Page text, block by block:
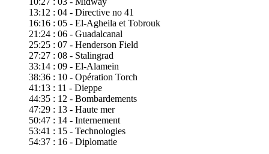
13:12 : 04 - Directive no 41
16:16 : 05 - El-Agheila et Tobrouk
21:24 : 06 - Guadalcanal
25:25 : 07 - Henderson Field
27:27 : 08 - Stalingrad
33:14 : 09 - El-Alamein
38:36 : 10 - Opération Torch
41:13 : 11 - Dieppe
44:35 : 12 - Bombardements
47:29 : 13 - Haute mer
50:47 : 14 - Internement
53:41 : 15 - Technologies
54:37 : 16 - Diplomatie